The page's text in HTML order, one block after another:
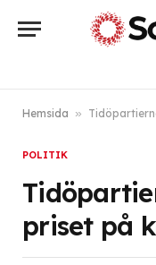
Hemsida »
POLITIK
priset på